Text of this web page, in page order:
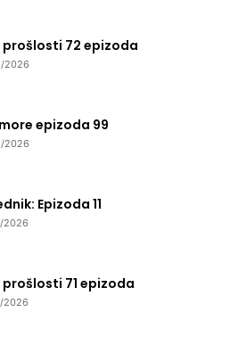
prošlosti 72 epizoda
2026
epizoda 99
2026
Epizoda 11
2026
prošlosti 71 epizoda
2026